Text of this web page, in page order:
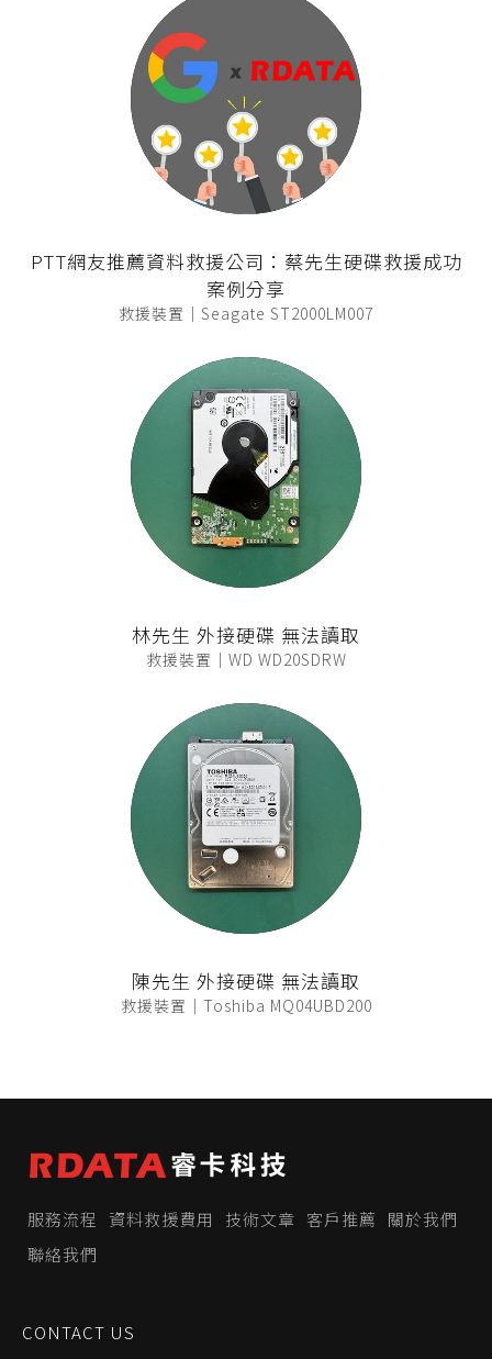
PTT網友推薦資料救援公司：蔡先生硬碟救援成功
案例分享
救援裝置｜Seagate ST2000LM007
林先生 外接硬碟 無法讀取
救援裝置｜WD WD20SDRW
陳先生 外接硬碟 無法讀取
救援裝置｜Toshiba MQ04UBD200
服務流程 資料救援費用 技術文章 客戶推薦
關於我們
聯絡我們
CONTACT US